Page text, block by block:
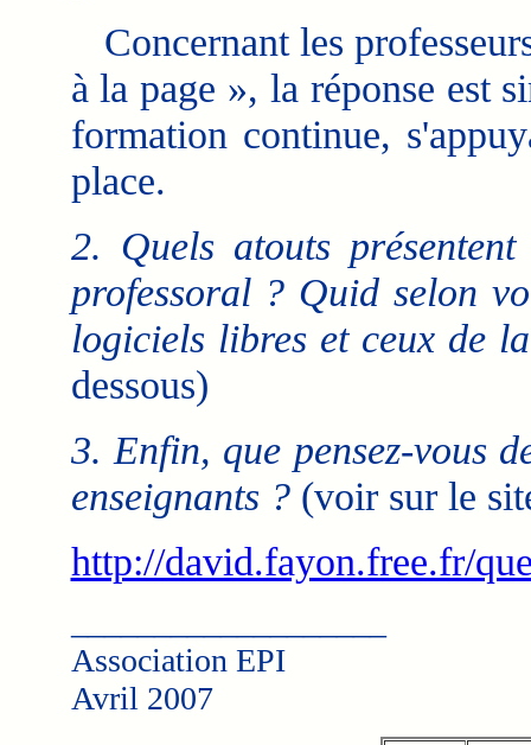
Concernant les
à la page », la réponse est
formation continue,
place.
2. Quels atouts
professoral ? Quid selon
logiciels libres et ceux de
dessous)
3. Enfin, que pensez-vous
enseignants ?(voir sur le
http://david.fayon.free.fr/
Association EPI
Avril 2007